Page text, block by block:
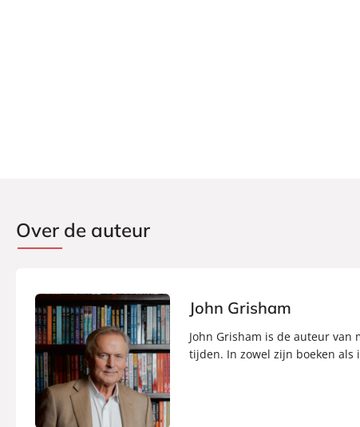
Over de auteur
John Grisham
John Grisham is de auteur
tijden. In zowel zijn boeken